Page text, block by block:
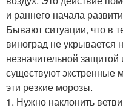
и раннего начала
Бывают ситуации, что в
виноград не укрывается
незначительной
существуют
эти резкие морозы.
1. Нужно наклонить